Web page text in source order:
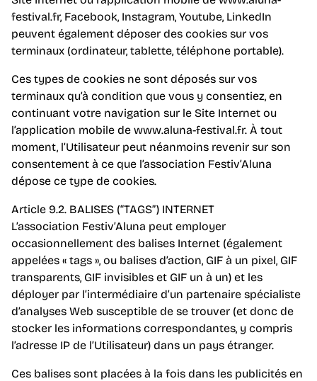
festival.fr, Facebook, Instagram, Youtube, LinkedIn
peuvent également déposer des cookies sur vos
terminaux (ordinateur, tablette, téléphone portable).
Ces types de cookies ne sont déposés sur vos
terminaux qu’à condition que vous y consentiez, en
continuant votre navigation sur le Site Internet ou
l’application mobile de www.aluna-festival.fr. À tout
moment, l’Utilisateur peut néanmoins revenir sur son
consentement à ce que l’association Festiv’Aluna
dépose ce type de cookies.
Article 9.2. BALISES (“TAGS”) INTERNET
L’association Festiv’Aluna peut employer
occasionnellement des balises Internet (également
appelées « tags », ou balises d’action, GIF à un pixel, GIF
transparents, GIF invisibles et GIF un à un) et les
déployer par l’intermédiaire d’un partenaire spécialiste
d’analyses Web susceptible de se trouver (et donc de
stocker les informations correspondantes, y compris
l’adresse IP de l’Utilisateur) dans un pays étranger.
Ces balises sont placées à la fois dans les publicités en